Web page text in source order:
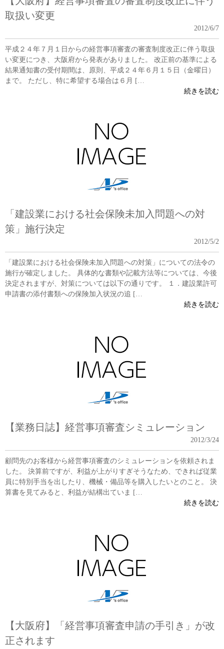
取扱い変更
2012/6/7
平成２４年７月１日からの経営事項審査の審査制度改正に伴う取扱
い変更につき、大阪府から発表がありました。 改正前の基準による
結果通知書の受付期間は、原則、平成２４年６月１５日（金曜日）
まで。 ただし、特に希望する場合は６月 […
続きを読む
「建設業における社会保険未加入問題への対
策」施行決定
2012/5/2
「建設業における社会保険未加入問題への対策」についての法令の
施行が確定しました。 具体的な書類や記載方法等については、今後
決定されますが、対策については以下の通りです。 １．建設業許可
申請書の添付書類への保険加入状況の追 […
続きを読む
【業務日誌】経営事項審査シミュレーション
2012/3/24
顧問先のお客様から経営事項審査のシミュレーションを依頼されま
した。 決算前ですが、利益が上がりすぎそうなため、できれば従業
員に特別手当を出したり、機械・備品等を購入したいとのこと。 決
算書を見てみると、利益が結構出ていま […
続きを読む
【大阪府】「経営事項審査申請の手引き」が改
正されます